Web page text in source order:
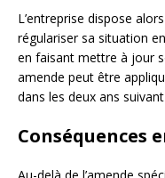
L’entreprise dispose
régulariser sa situation
en faisant mettre à jour
amende peut être
dans les deux ans
Conséquences